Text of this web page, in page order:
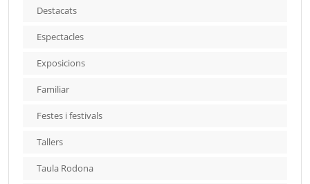
Destacats
Espectacles
Exposicions
Familiar
Festes i festivals
Tallers
Taula Rodona